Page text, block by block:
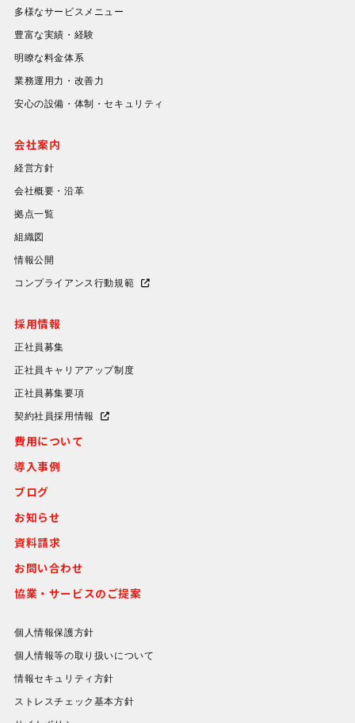
多様なサービスメニュー
豊富な実績・経験
明瞭な料金体系
業務運用力・改善力
安心の設備・体制・セキュリティ
会社案内
経営方針
会社概要・沿革
拠点一覧
組織図
情報公開
コンプライアンス行動規範
採用情報
正社員募集
正社員キャリアアップ制度
正社員募集要項
契約社員採用情報
費用について
導入事例
ブログ
お知らせ
資料請求
お問い合わせ
協業・サービスのご提案
個人情報保護方針
個人情報等の取り扱いについて
情報セキュリティ方針
ストレスチェック基本方針